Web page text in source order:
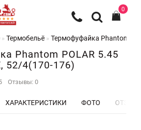
0
Термобельё Термофуфайка Phantom
Phantom POLAR 5.45
52/4(170-176)
Отзывы: 0
ХАРАКТЕРИСТИКИ ФОТО